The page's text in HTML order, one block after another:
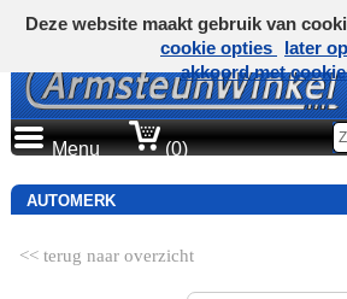
Menu (0)
AUTOMERK
<< terug naar overzicht
Deze website maakt gebruik van
cookie opties
later
akkoord met